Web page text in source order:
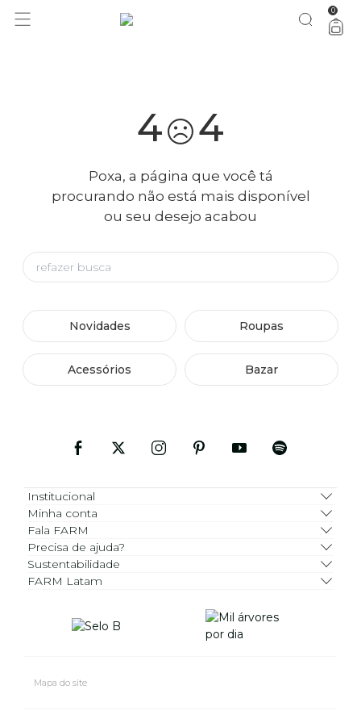
você merece 30% OFF pra comemorar com a gente aproveita! 0
4 4
Poxa, a página que você tá
procurando não está mais disponível
ou seu desejo acabou
Novidades Roupas
Acessórios Bazar
Institucional
Minha conta
Fala FARM
Precisa de ajuda?
Sustentabilidade
FARM Latam
Mapa do site